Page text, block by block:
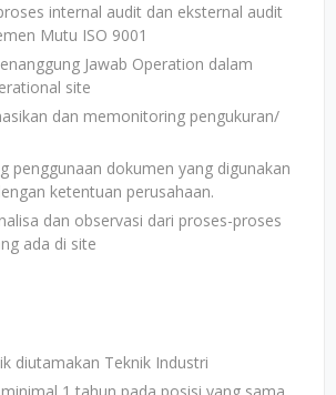
internal audit dan eksternal audit
Mutu ISO 9001
Jawab Operation dalam
site
dan memonitoring pengukuran/
penggunaan dokumen yang digunakan
ketentuan perusahaan.
dan observasi dari proses-proses
ada di site
diutamakan Teknik Industri